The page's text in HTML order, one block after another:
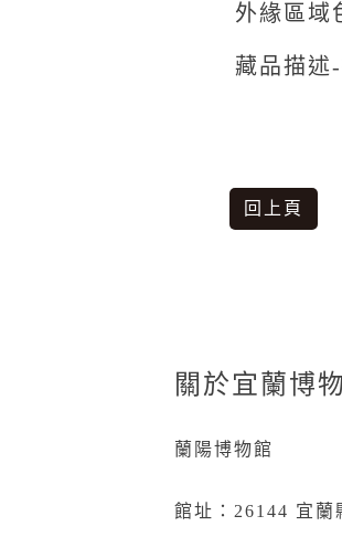
外緣區域
藏品描述
回上頁
關於宜蘭博
蘭陽博物館
館址：26144 宜蘭